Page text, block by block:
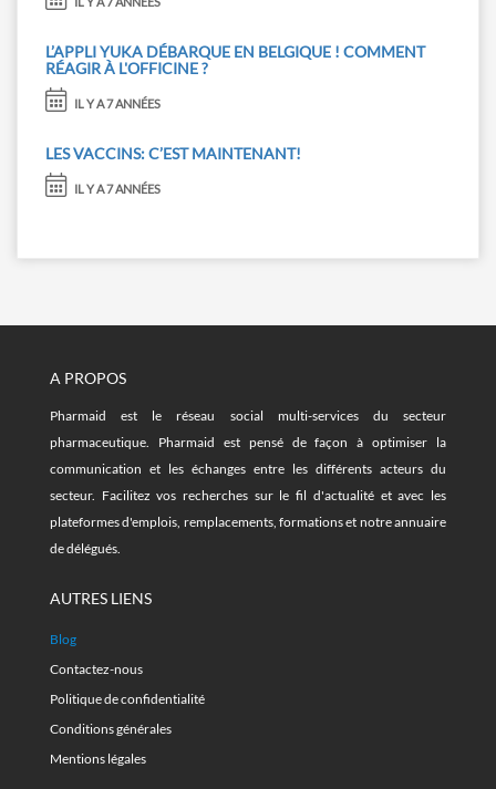
L’APPLI YUKA DÉBARQUE EN BELGIQUE ! COMMENT
RÉAGIR À L'OFFICINE ?
IL Y A 7 ANNÉES
LES VACCINS: C’EST MAINTENANT!
IL Y A 7 ANNÉES
A PROPOS
Pharmaid est le réseau social multi-services du secteur
pharmaceutique. Pharmaid est pensé de façon à optimiser la
communication et les échanges entre les différents acteurs du
secteur. Facilitez vos recherches sur le fil d'actualité et avec les
plateformes d'emplois, remplacements, formations et notre annuaire
de délégués.
AUTRES LIENS
Blog
Contactez-nous
Politique de confidentialité
Conditions générales
Mentions légales